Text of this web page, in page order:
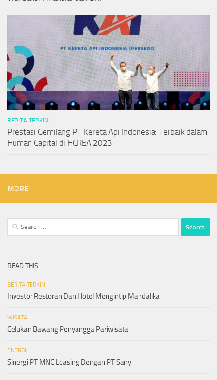
BERITA TERKINI
Prestasi Gemilang PT Kereta Api Indonesia: Terbaik dalam
Human Capital di HCREA 2023
MORE
Search
for:
READ THIS
BERITA TERKINI
Investor Restoran Dan Hotel Mengintip Mandalika
WISATA
Celukan Bawang Penyangga Pariwisata
ENERGI
Sinergi PT MNC Leasing Dengan PT Sany